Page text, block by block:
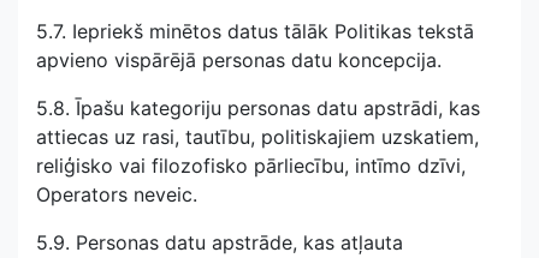
5.7. Iepriekš minētos datus tālāk Politikas tekstā
apvieno vispārējā personas datu koncepcija.
5.8. Īpašu kategoriju personas datu apstrādi, kas
attiecas uz rasi, tautību, politiskajiem uzskatiem,
reliģisko vai filozofisko pārliecību, intīmo dzīvi,
Operators neveic.
5.9. Personas datu apstrāde, kas atļauta